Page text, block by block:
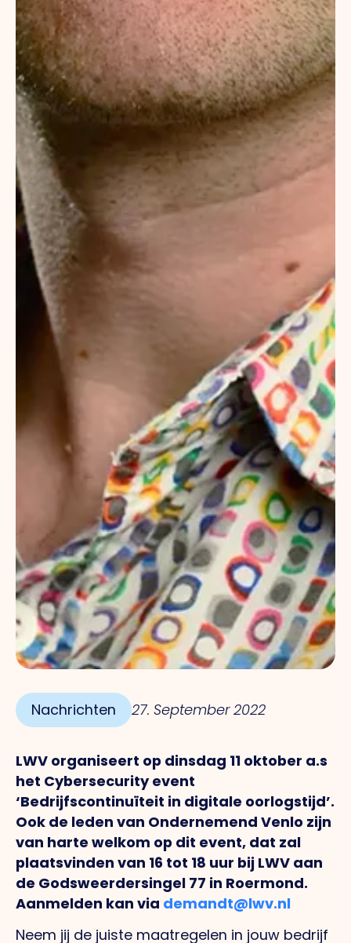
Nachrichten 27. September 2022
LWV organiseert op dinsdag 11 oktober a.s
het Cybersecurity event
‘Bedrijfscontinuïteit in digitale oorlogstijd’.
Ook de leden van Ondernemend Venlo zijn
van harte welkom op dit event, dat zal
plaatsvinden van 16 tot 18 uur bij LWV aan
de Godsweerdersingel 77 in Roermond.
Aanmelden kan via demandt@lwv.nl
Neem jij de juiste maatregelen in jouw bedrijf